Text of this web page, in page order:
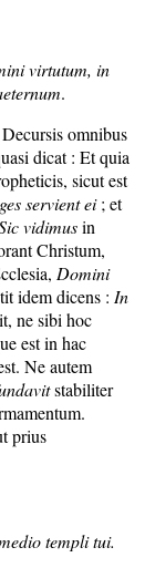
virtutum, in
.
omnibus
dicat : Et quia
sicut est
servient ei; et
vidimusin
Christum,
Domini
idem dicens : In
ne sibi hoc
est in hac
Ne autem
stabiliter
prius
templi tui.